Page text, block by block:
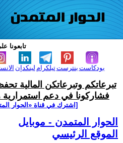
تابعونا
لينكدإن تيلكرامبنترست بودكاست
تبرعاتكم وتبرعاتكن المالية
فشاركونا في دعم استمرارية
[اشترك في قناة ‫«الحوار
الحوار المتمدن - موبايل
الموقع الرئيسي